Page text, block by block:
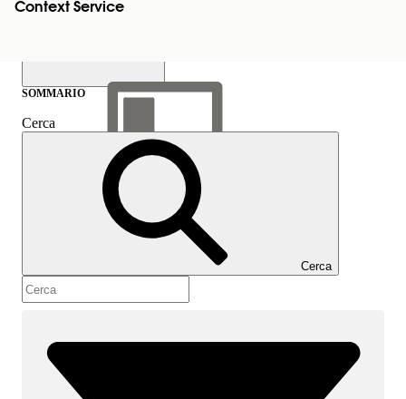
Context Service
Mostra sommario
Sommario
SOMMARIO
Cerca
Cerca